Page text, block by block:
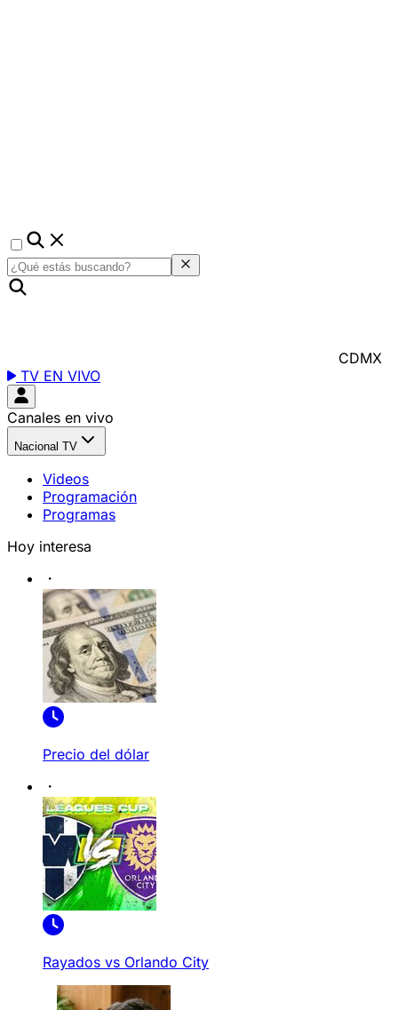
CDMX
TV EN VIVO
Canales en vivo
Nacional TV
Videos
Programación
Programas
Hoy interesa
Precio del dólar
Rayados vs Orlando City